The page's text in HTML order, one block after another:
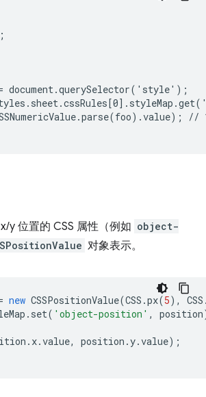
document.querySelector('style');
//
y 位置的 CSS 属性（例如 object-
对象表示。
new CSSPositionValue(CSS .px(5), CSS
. set( 'object-position' , position
. x.value, position .y.value);